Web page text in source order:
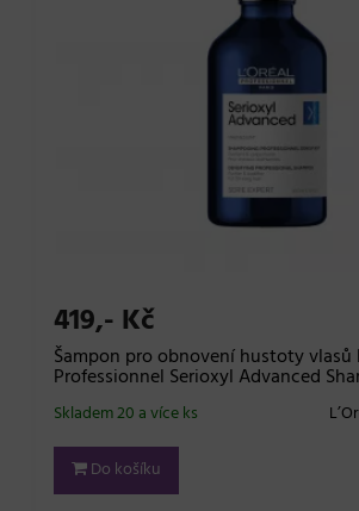
419,- Kč
Šampon pro obnovení hustoty vlasů
Professionnel Serioxyl Advanced
Skladem 20 a více ks
Do košíku